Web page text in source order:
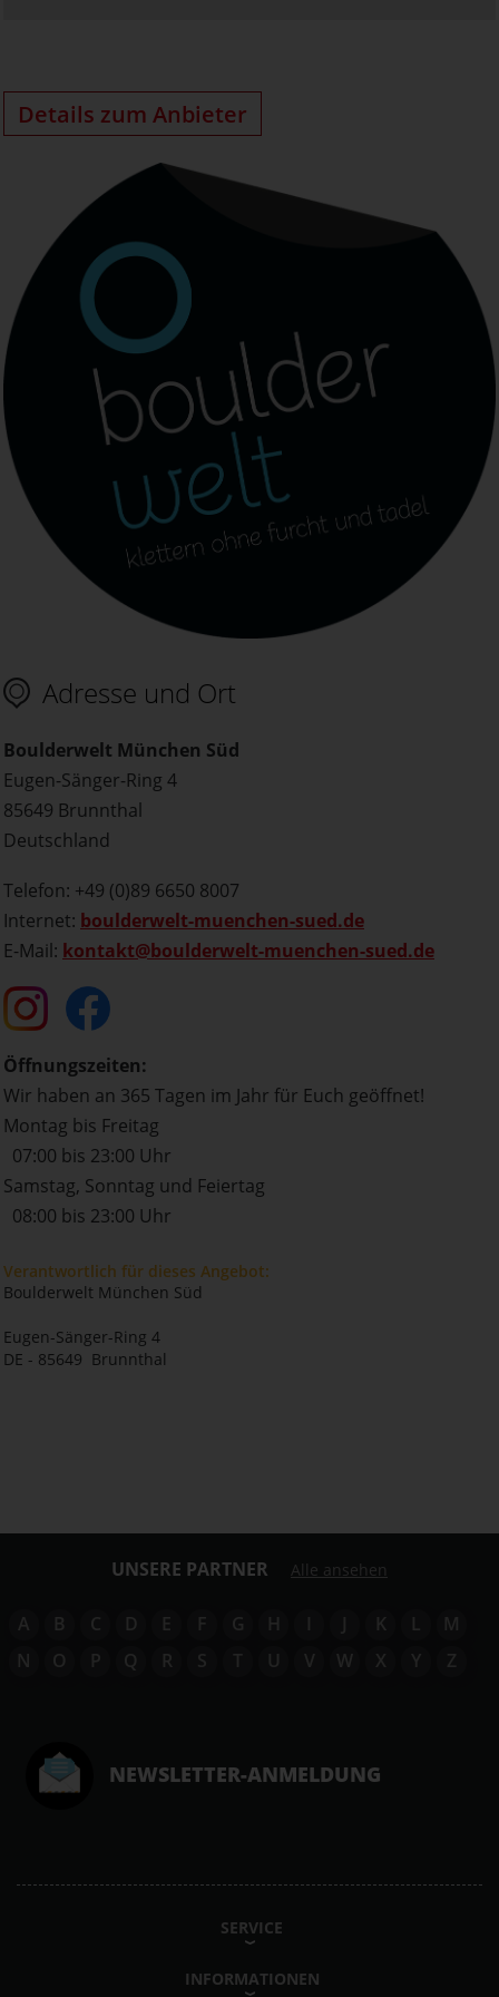
Details zum Anbieter
Adresse und Ort
Boulderwelt München Süd
Eugen-Sänger-Ring 4
85649 Brunnthal
Deutschland
Telefon: +49 (0)89 6650 8007
Internet: boulderwelt-muenchen-sued.de
E-Mail: kontakt@boulderwelt-muenchen-sued.de
Öffnungszeiten:
Wir haben an 365 Tagen im Jahr für Euch geöffnet!
Montag bis Freitag
07:00 bis 23:00 Uhr
Samstag, Sonntag und Feiertag
08:00 bis 23:00 Uhr
Verantwortlich für dieses Angebot:
Boulderwelt München Süd
Eugen-Sänger-Ring 4
DE - 85649 Brunnthal
UNSERE PARTNER Alle ansehen
A B C D E F G H I J K L
M
N
O P Q R S T U V W X Y Z
NEWSLETTER-ANMELDUNG
SERVICE
INFORMATIONEN